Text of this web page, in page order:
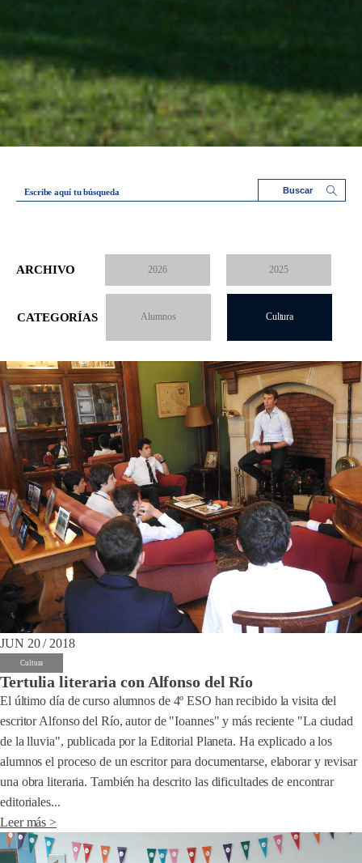
Escribe aquí tu búsqueda
ARCHIVO 2026 2025
CATEGORÍAS Alumnos Cultura
JUN 20 / 2018
Cultura
Tertulia literaria con Alfonso del Río
El último día de curso alumnos de 4º ESO han recibido la visita del
escritor Alfonso del Río, autor de "Ioannes" y más reciente "La ciudad
de la lluvia", publicada por la Editorial Planeta. Ha explicado a los
alumnos el proceso de un escritor para documentarse, elaborar y revisar
una obra literaria. También ha descrito las dificultades de encontrar
editoriales...
Leer más >